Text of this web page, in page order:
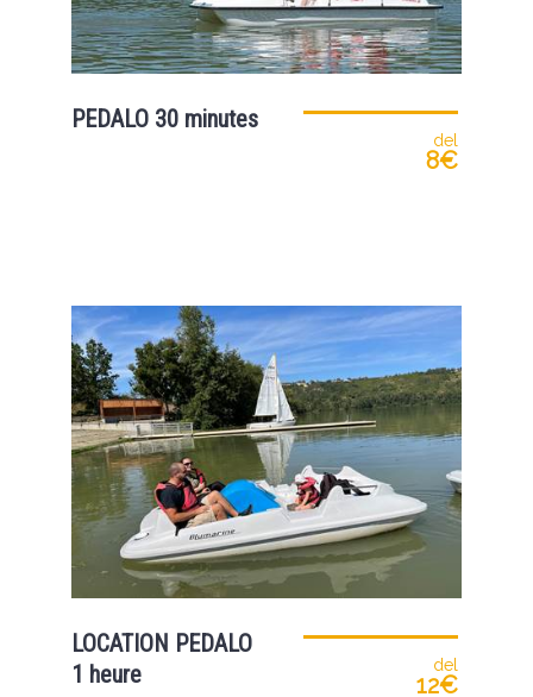
PEDALO 30 minutes
del
8€
LOCATION PEDALO
1 heure
del
12€